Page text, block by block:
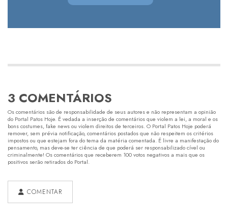
3 COMENTÁRIOS
Os comentários são de responsabilidade de seus autores e não representam a opinião
do Portal Patos Hoje. É vedada a inserção de comentários que violem a lei, a moral e os
bons costumes, fake news ou violem direitos de terceiros. O Portal Patos Hoje poderá
remover, sem prévia notificação, comentários postados que não respeitem os critérios
impostos ou que estejam fora do tema da matéria comentada. É livre a manifestação do
pensamento, mas deve-se ter ciência de que poderá ser responsabilizado cível ou
criminalmente! Os comentários que receberem 100 votos negativos a mais que os
positivos serão retirados do Portal.
COMENTAR